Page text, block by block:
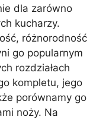
dla zarówno
kucharzy.
różnorodność
go popularnym
rozdziałach
kompletu, jego
porównamy go
noży. Na